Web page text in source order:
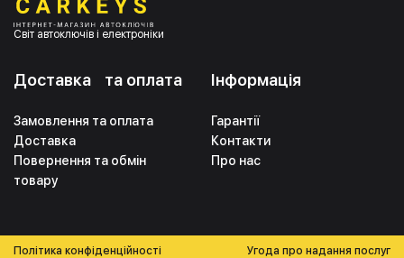
Світ автоключів і електроніки
Інформація
Гарантії
Контакти
Про нас
Доставка та оплата
Замовлення та оплата
Доставка
Повернення та обмін
товару
Політика конфіденційності Угода про надання послуг